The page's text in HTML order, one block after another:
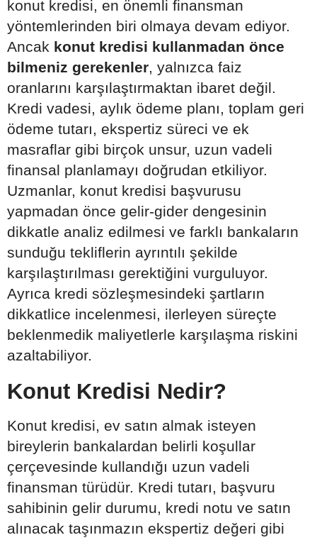
konut kredisi, en önemli finansman
yöntemlerinden biri olmaya devam ediyor.
Ancak konut kredisi kullanmadan önce
bilmeniz gerekenler, yalnızca faiz
oranlarını karşılaştırmaktan ibaret değil.
Kredi vadesi, aylık ödeme planı, toplam geri
ödeme tutarı, ekspertiz süreci ve ek
masraflar gibi birçok unsur, uzun vadeli
finansal planlamayı doğrudan etkiliyor.
Uzmanlar, konut kredisi başvurusu
yapmadan önce gelir-gider dengesinin
dikkatle analiz edilmesi ve farklı bankaların
sunduğu tekliflerin ayrıntılı şekilde
karşılaştırılması gerektiğini vurguluyor.
Ayrıca kredi sözleşmesindeki şartların
dikkatlice incelenmesi, ilerleyen süreçte
beklenmedik maliyetlerle karşılaşma riskini
azaltabiliyor.
Konut Kredisi Nedir?
Konut kredisi, ev satın almak isteyen
bireylerin bankalardan belirli koşullar
çerçevesinde kullandığı uzun vadeli
finansman türüdür. Kredi tutarı, başvuru
sahibinin gelir durumu, kredi notu ve satın
alınacak taşınmazın ekspertiz değeri gibi